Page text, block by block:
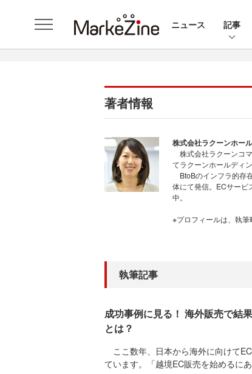
ニュース 記事
著者情報
株式会社ラクーンホー
株式会社ラクーンコ
てラクーンホールディ
BtoBのインフラ的存
体にて発信。ECサービ
中。
※プロフィールは、執
執筆記事
成功事例に見る！ 海外販売で結
とは？
ここ数年、日本から海外に向けて
ています。「越境EC販売を始めるに